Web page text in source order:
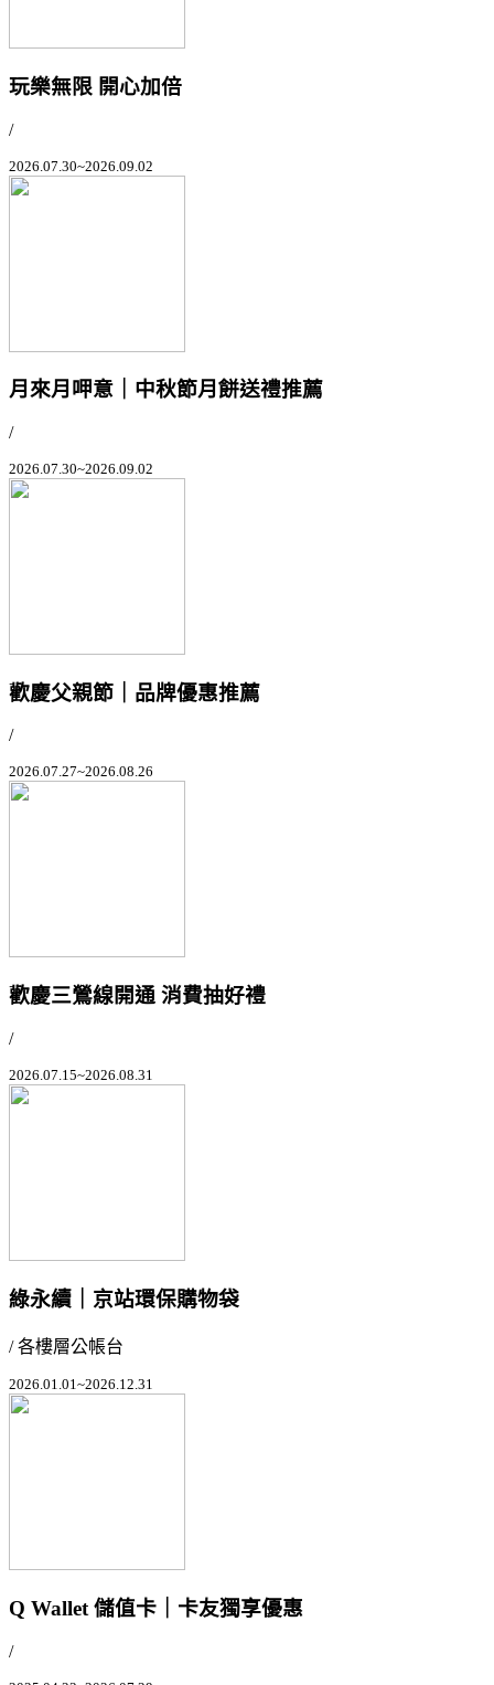
玩樂無限 開心加倍
/
2026.07.30~2026.09.02
月來月呷意｜中秋節月餅送禮推薦
/
2026.07.30~2026.09.02
歡慶父親節｜品牌優惠推薦
/
2026.07.27~2026.08.26
歡慶三鶯線開通 消費抽好禮
/
2026.07.15~2026.08.31
綠永續｜京站環保購物袋
/ 各樓層公帳台
2026.01.01~2026.12.31
Q Wallet 儲值卡｜卡友獨享優惠
/